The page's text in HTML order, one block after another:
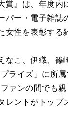
賞』は、年度内
パー・電子雑誌
性を表彰する
なこ、伊織、篠
ライズ」に所属
ァンの間でも
レントがトップ